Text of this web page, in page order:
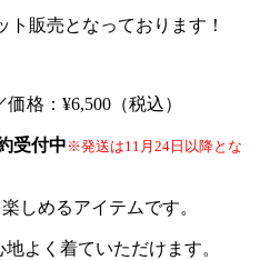
ト販売となっております！
価格：¥6,500（税込）
受付中 ※発送は11月24日以降とな
しめるアイテムです。
よく着ていただけます。